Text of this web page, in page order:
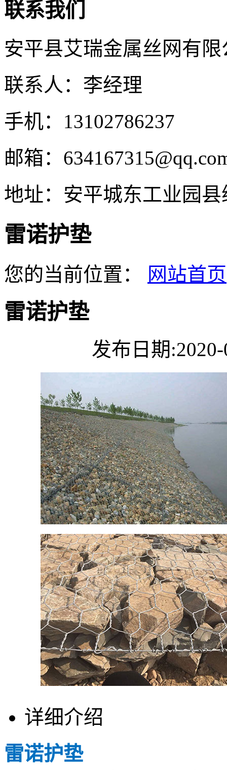
联系我们
安平县艾瑞金属丝网有限
联系人：李经理
手机：13102786237
邮箱：
地址：安平城东工业园县
雷诺护垫
您的当前位置： 网站首页
雷诺护垫
发布日期
详细介绍
雷诺护垫